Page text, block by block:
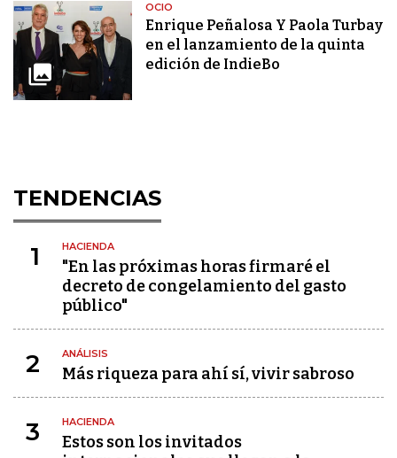
OCIO
Enrique Peñalosa Y Paola Turbay
en el lanzamiento de la quinta
edición de IndieBo
TENDENCIAS
1 HACIENDA
"En las próximas horas firmaré el
decreto de congelamiento del gasto
público"
2 ANÁLISIS
Más riqueza para ahí sí, vivir sabroso
3 HACIENDA
Estos son los invitados